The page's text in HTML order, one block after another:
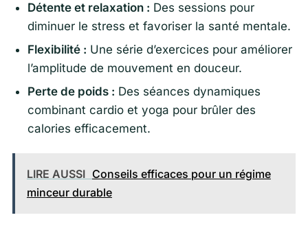
Détente et relaxation : Des sessions pour
diminuer le stress et favoriser la santé mentale.
Flexibilité : Une série d’exercices pour améliorer
l’amplitude de mouvement en douceur.
Perte de poids : Des séances dynamiques
combinant cardio et yoga pour brûler des
calories efficacement.
LIRE AUSSI Conseils efficaces pour un régime
minceur durable